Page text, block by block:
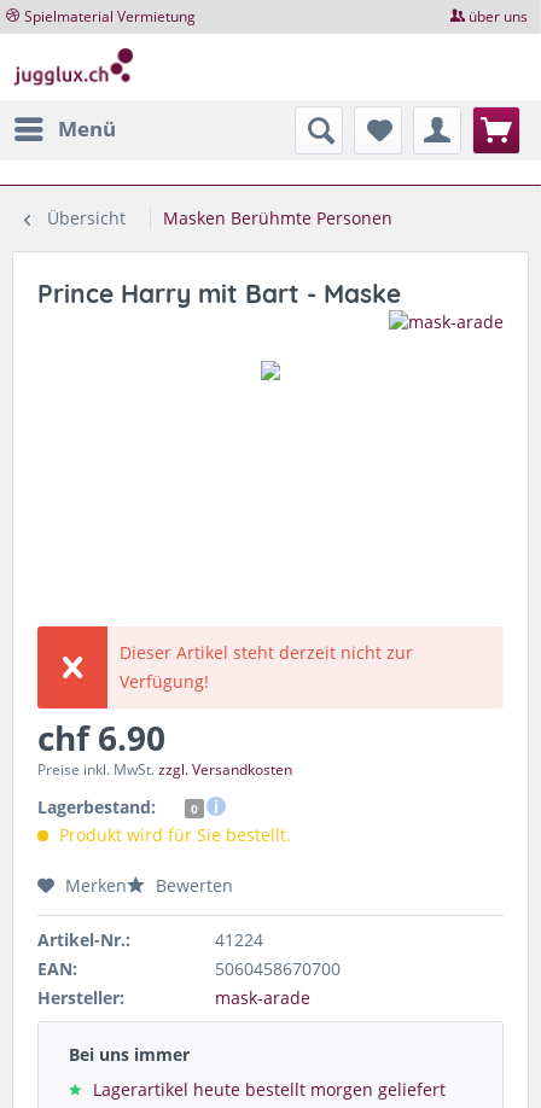
Spielmaterial Vermietung über uns
Menü
Übersicht Masken Berühmte Personen
Prince Harry mit Bart - Maske
Dieser Artikel steht derzeit nicht zur
Verfügung!
chf 6.90
Preise inkl. MwSt.zzgl. Versandkosten
Lagerbestand: 0
Produkt wird für Sie bestellt.
Merken Bewerten
Artikel-Nr.:
41224
EAN:
5060458670700
Hersteller:
mask-arade
Bei uns immer
Lagerartikel heute bestellt morgen geliefert